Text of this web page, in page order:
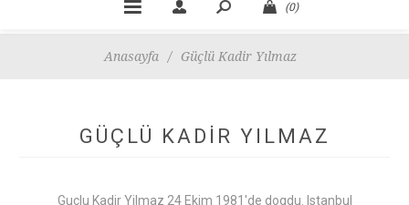
(0)
Anasayfa / Güçlü Kadir Yılmaz
GÜÇLÜ KADIR YILMAZ
Guclu Kadir Yilmaz 24 Ekim 1981'de dogdu.
Istanbul